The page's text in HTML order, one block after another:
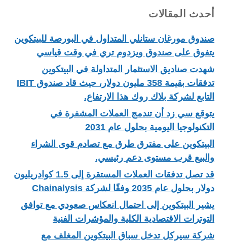
أحدث المقالات
صندوق مورغان ستانلي المتداول في البورصة للبيتكوين
يتفوق على صندوق ويزدوم تري في وقت قياسي
شهدت صناديق الاستثمار المتداولة في البيتكوين
تدفقات بقيمة 358 مليون دولار، حيث قاد صندوق IBIT
التابع لشركة بلاك روك هذا الارتفاع.
يتوقع سي زد أن تندمج العملات المشفرة في
التكنولوجيا اليومية بحلول عام 2031
البيتكوين على مفترق طرق مع تصادم قوى الشراء
والبيع قرب مستوى دعم رئيسي.
قد تصل تدفقات العملات المستقرة إلى 1.5 كوادريليون
دولار بحلول عام 2035 وفقًا لشركة Chainalysis
يشير البيتكوين إلى احتمال انعكاس صعودي مع توافق
التوترات الاقتصادية الكلية والمؤشرات الفنية
شركة سيركل تدخل سباق البيتكوين المغلف مع